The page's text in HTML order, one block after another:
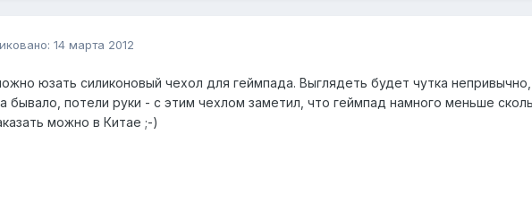
14 марта 2012
юзать силиконовый чехол для геймпада. Выглядеть будет чутка
бывало, потели руки - с этим чехлом заметил, что геймпад намного меньше
можно в Китае ;-)